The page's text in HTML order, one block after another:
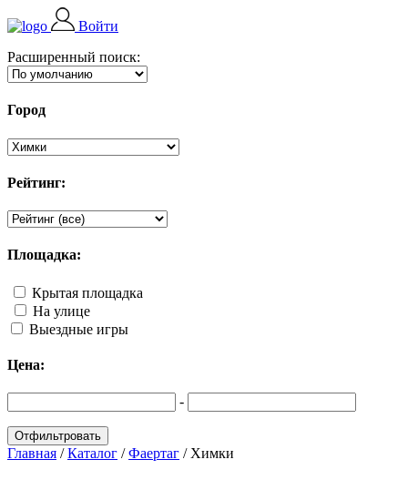
Войти
Расширенный поиск:
Город
Рейтинг:
Площадка:
Крытая площадка
На улице
Выездные игры
Цена:
-
Главная /Каталог /Фаертаг / Химки